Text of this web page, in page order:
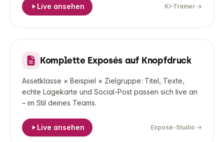
Live ansehen KI-Trainer →
LIVE-DEMO
Komplette Exposés auf Knopfdruck
Assetklasse × Beispiel × Zielgruppe: Titel, Texte,
echte Lagekarte und Social-Post passen sich live an
– im Stil deines Teams.
Live ansehen Exposé-Studio →